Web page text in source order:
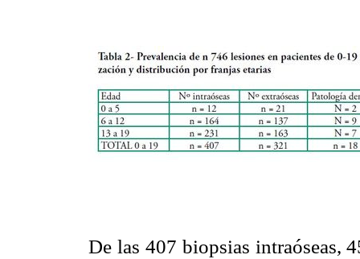
De las 407 biopsias intraóseas,